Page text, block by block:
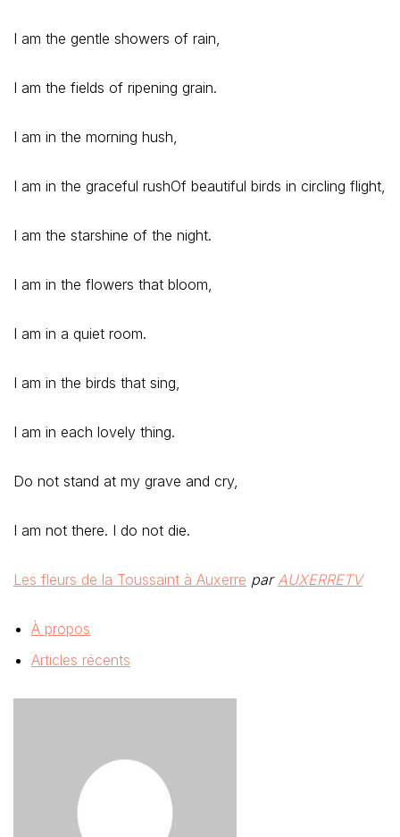
I am the gentle showers of rain,
I am the fields of ripening grain.
I am in the morning hush,
I am in the graceful rushOf beautiful birds in circling flight,
I am the starshine of the night.
I am in the flowers that bloom,
I am in a quiet room.
I am in the birds that sing,
I am in each lovely thing.
Do not stand at my grave and cry,
I am not there. I do not die.
Les fleurs de la Toussaint à Auxerre parAUXERRETV
À propos
Articles récents